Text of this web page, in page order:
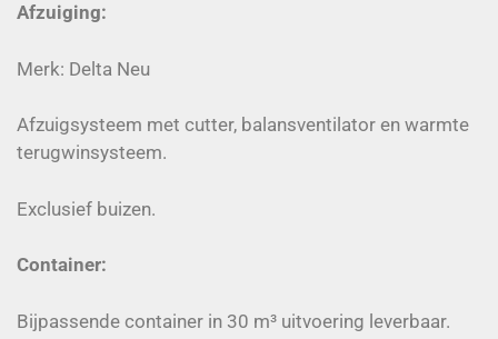
Afzuiging:
Merk: Delta Neu
Afzuigsysteem met cutter, balansventilator en warmte
terugwinsysteem.
Exclusief buizen.
Container:
Bijpassende container in 30 m³ uitvoering leverbaar.